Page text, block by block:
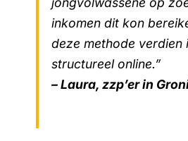
inkomen dit kon
deze methode verdien
structureel online.”
– Laura, zzp’er in